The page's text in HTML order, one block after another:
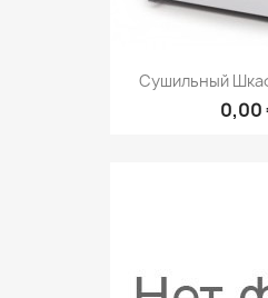
Сушильный
0,00